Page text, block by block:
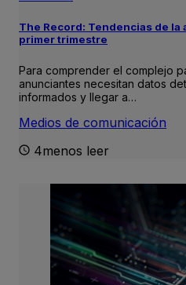
The Record: Tendencias de la
primer trimestre
Para comprender el complejo
anunciantes necesitan datos
informados y llegar a…
Medios de comunicación
4menos leer